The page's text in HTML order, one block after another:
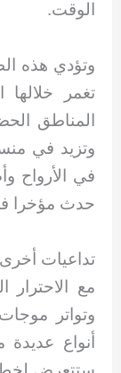
الوقت.
وتؤدي هذه
تغمر
المناطق
وتزيد في
في الأرواح
حدث مؤخرا
تداعيات أخرى
مع الاحترار
وتواتر
أنواع عديدة